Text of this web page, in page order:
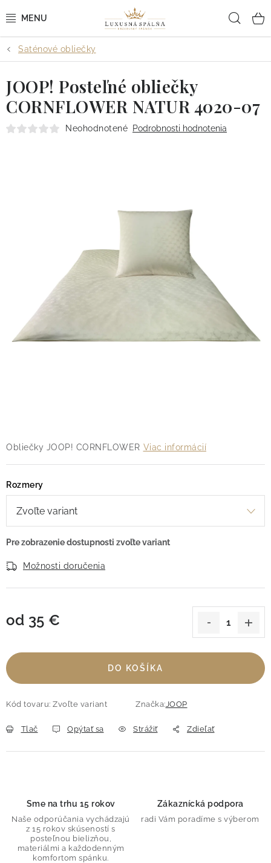
na
POSTEĽNÉ OBLIEČKY
POSTEĽNÉ PLACHTY
PREHOZY A PAPLÓNY
Blog
Kontakt
Obchodné podmienky
Podmienky ochrany osobných údajov
Reklamačný poriadok
Vrátenie tovaru
Saténové obliečky
Obliečky JOOP! CORNFLOWER Viac informácií
Rozmery
Možnosti doručenia
od 35 €
DO KOŠÍKA
Kód tovaru: Zvoľte variant Značka:JOOP
Tlač Opýtať sa Strážiť Zdieľať
JOOP! Posteľné obliečky
CORNFLOWER NATUR 4020-07
Neohodnotené Podrobnosti hodnotenia
Sme na trhu 15 rokov
Naše odporúčania vychádzajú
z 15 rokov skúseností s
posteľnou bielizňou,
materiálmi a každodenným
komfortom spánku.
Zákaznícká podpora
radi Vám poradíme s výberom